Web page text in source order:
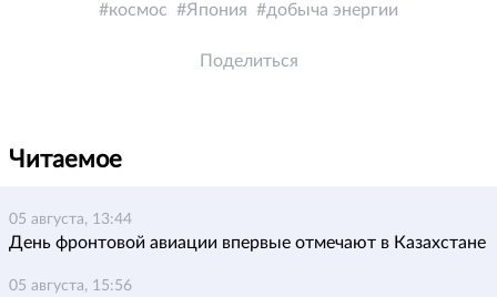
космос Япония добыча энергии
Поделиться
Читаемое
05 августа, 13:44
День фронтовой авиации впервые отмечают в Казахстане
05 августа, 15:56